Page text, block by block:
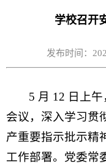
学校召开
发布时间：
5 月 12 日上
会议，深入学习贯
产重要指示批示精
工作部署。党委常